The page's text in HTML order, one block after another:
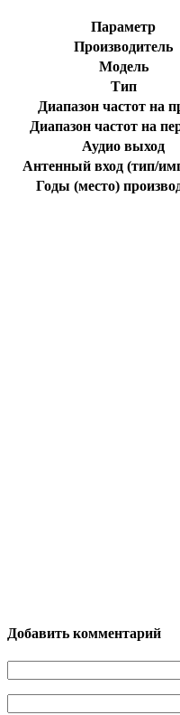
Параметр
Производитель
Модель
Тип
Диапазон частот на
Диапазон частот на
Аудио выход
Антенный вход (тип/
Годы (место)
Добавить комментарий